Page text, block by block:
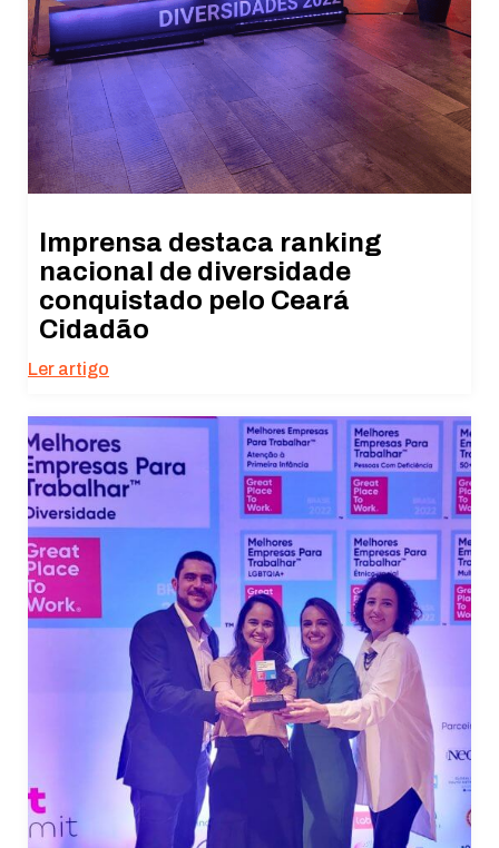
Imprensa destaca ranking
nacional de diversidade
conquistado pelo Ceará
Cidadão
Ler artigo